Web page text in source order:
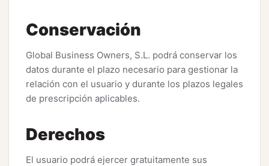
Conservación
Global Business Owners, S.L. podrá conservar los
datos durante el plazo necesario para gestionar la
relación con el usuario y durante los plazos legales
de prescripción aplicables.
Derechos
El usuario podrá ejercer gratuitamente sus